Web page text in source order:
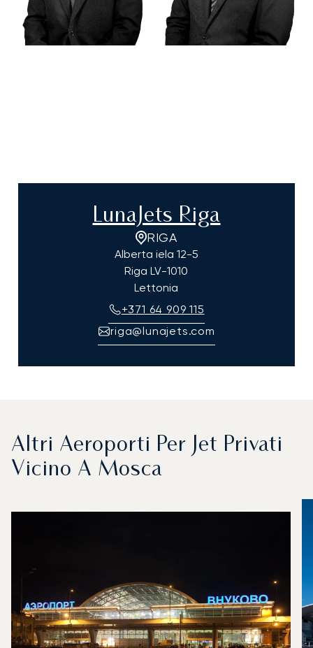
LunaJets Riga
RIGA
Alberta iela 12-5
Riga LV-1010
Lettonia
+371 64 909 115
riga@lunajets.com
Altri Aeroporti Per Jet Privati
Vicino A Mosca